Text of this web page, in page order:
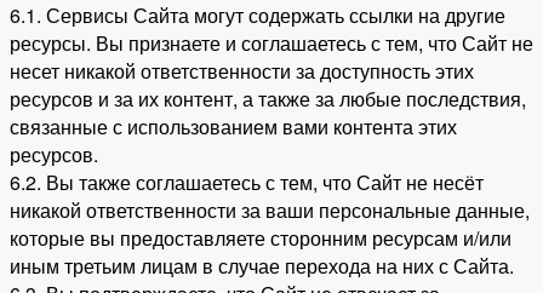
6.1. Сервисы Сайта могут содержать ссылки на другие
ресурсы. Вы признаете и соглашаетесь с тем, что Сайт не
несет никакой ответственности за доступность этих
ресурсов и за их контент, а также за любые последствия,
связанные с использованием вами контента этих
ресурсов.
6.2. Вы также соглашаетесь с тем, что Сайт не несёт
никакой ответственности за ваши персональные данные,
которые вы предоставляете сторонним ресурсам и/или
иным третьим лицам в случае перехода на них с Сайта.